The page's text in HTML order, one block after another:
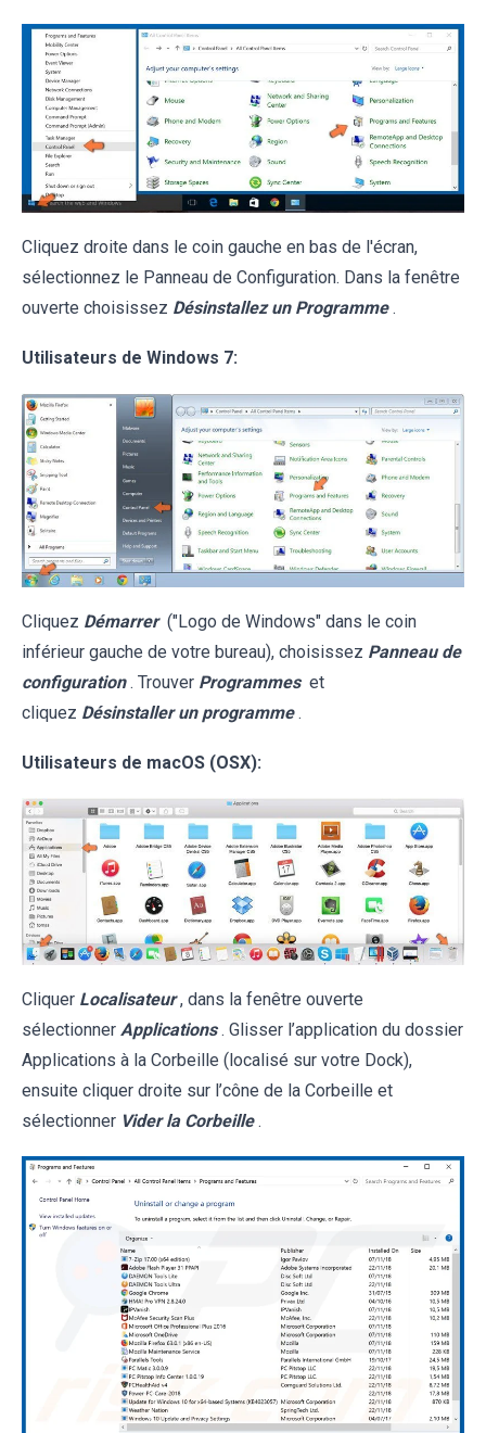
Cliquez droite dans le coin gauche en bas de l'écran,
sélectionnez le Panneau de Configuration. Dans la fenêtre
ouverte choisissez Désinstallez un Programme .
Utilisateurs de Windows 7:
Cliquez Démarrer ("Logo de Windows" dans le coin
inférieur gauche de votre bureau), choisissez Panneau de
configuration . Trouver Programmes et
cliquez Désinstaller un programme .
Utilisateurs de macOS (OSX):
Cliquer Localisateur , dans la fenêtre ouverte
sélectionner Applications . Glisser l’application du dossier
Applications à la Corbeille (localisé sur votre Dock),
ensuite cliquer droite sur l’cône de la Corbeille et
sélectionner Vider la Corbeille .